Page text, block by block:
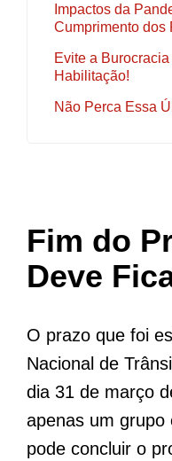
Impactos da
Cumprimento dos
Evite a
Habilitação!
Não Perca Essa
Fim do
Deve
O prazo que foi
Nacional de
dia 31 de março
apenas um grupo
pode concluir o